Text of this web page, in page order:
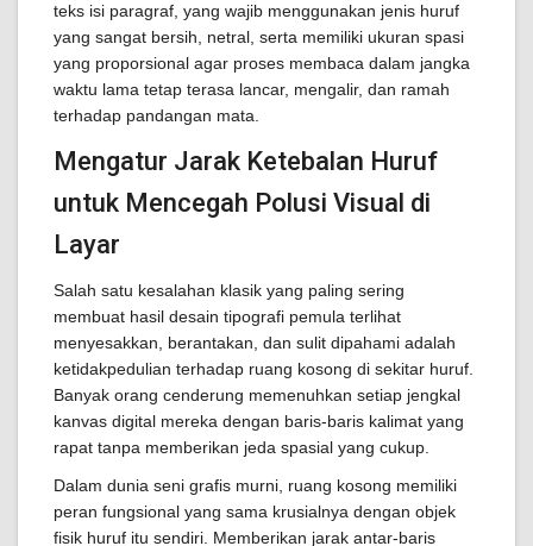
teks isi paragraf, yang wajib menggunakan jenis huruf
yang sangat bersih, netral, serta memiliki ukuran spasi
yang proporsional agar proses membaca dalam jangka
waktu lama tetap terasa lancar, mengalir, dan ramah
terhadap pandangan mata.
Mengatur Jarak Ketebalan Huruf
untuk Mencegah Polusi Visual di
Layar
Salah satu kesalahan klasik yang paling sering
membuat hasil desain tipografi pemula terlihat
menyesakkan, berantakan, dan sulit dipahami adalah
ketidakpedulian terhadap ruang kosong di sekitar huruf.
Banyak orang cenderung memenuhkan setiap jengkal
kanvas digital mereka dengan baris-baris kalimat yang
rapat tanpa memberikan jeda spasial yang cukup.
Dalam dunia seni grafis murni, ruang kosong memiliki
peran fungsional yang sama krusialnya dengan objek
fisik huruf itu sendiri. Memberikan jarak antar-baris